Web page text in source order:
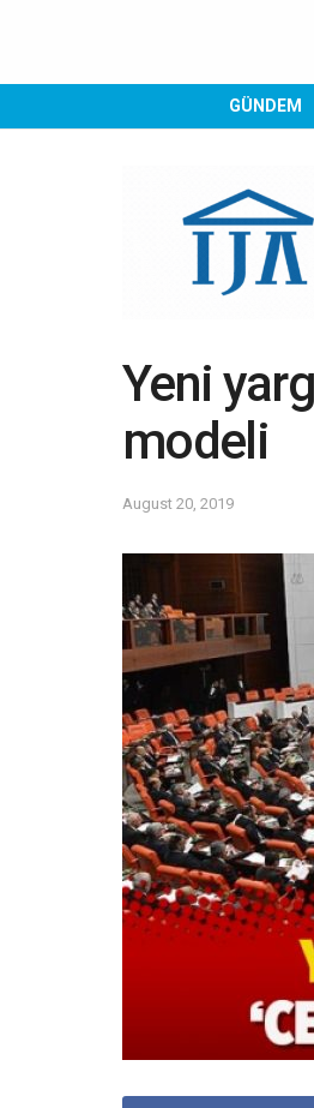
GÜNDEM
Yeni
modeli
August 20, 2019